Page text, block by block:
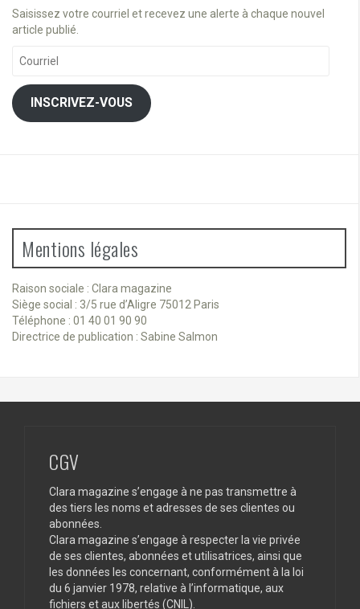
Saisissez votre courriel et recevez une alerte à chaque nouvel
article publié.
INSCRIVEZ-VOUS
Mentions légales
Raison sociale : Clara magazine
Siège social : 3/5 rue d’Aligre 75012 Paris
Téléphone : 01 40 01 90 90
Directrice de publication : Sabine Salmon
CGV
Clara magazine s’engage à ne pas transmettre à
des tiers les noms et adresses de ses clientes ou
abonnées.
Clara magazine s’engage à respecter la vie privée
de ses clientes, abonnées et utilisatrices, ainsi que
les données les concernant, conformément à la loi
du 6 janvier 1978, relative à l’informatique, aux
fichiers et aux libertés (CNIL).